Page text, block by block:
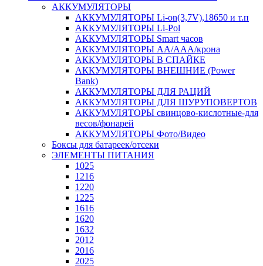
АККУМУЛЯТОРЫ
АККУМУЛЯТОРЫ Li-on(3,7V),18650 и т.п
АККУМУЛЯТОРЫ Li-Pol
АККУМУЛЯТОРЫ Smart часов
АККУМУЛЯТОРЫ АА/ААА/крона
АККУМУЛЯТОРЫ В СПАЙКЕ
АККУМУЛЯТОРЫ ВНЕШНИЕ (Power
Bank)
АККУМУЛЯТОРЫ ДЛЯ РАЦИЙ
АККУМУЛЯТОРЫ ДЛЯ ШУРУПОВЕРТОВ
АККУМУЛЯТОРЫ свинцово-кислотные-для
весов/фонарей
АККУМУЛЯТОРЫ Фото/Видео
Боксы для батареек/отсеки
ЭЛЕМЕНТЫ ПИТАНИЯ
1025
1216
1220
1225
1616
1620
1632
2012
2016
2025